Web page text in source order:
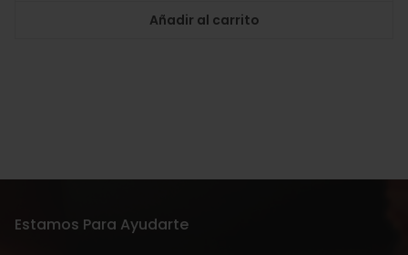
Añadir al carrito
Estamos Para Ayudarte